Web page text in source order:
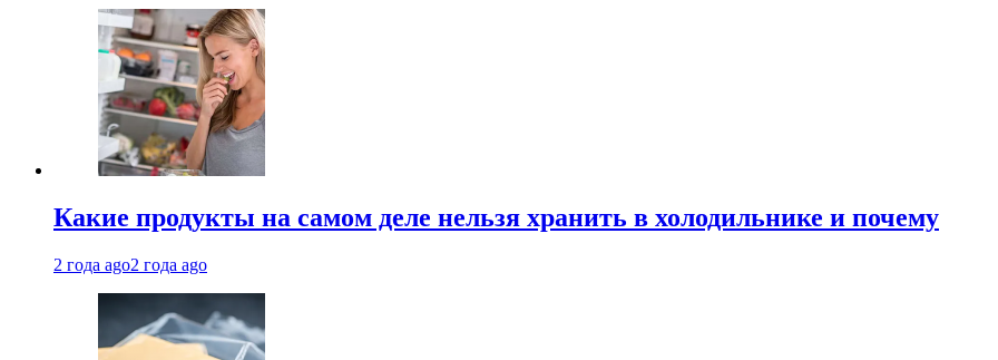
Какие продукты на самом деле нельзя хранить в холодильнике и почему
2 года ago2 года ago